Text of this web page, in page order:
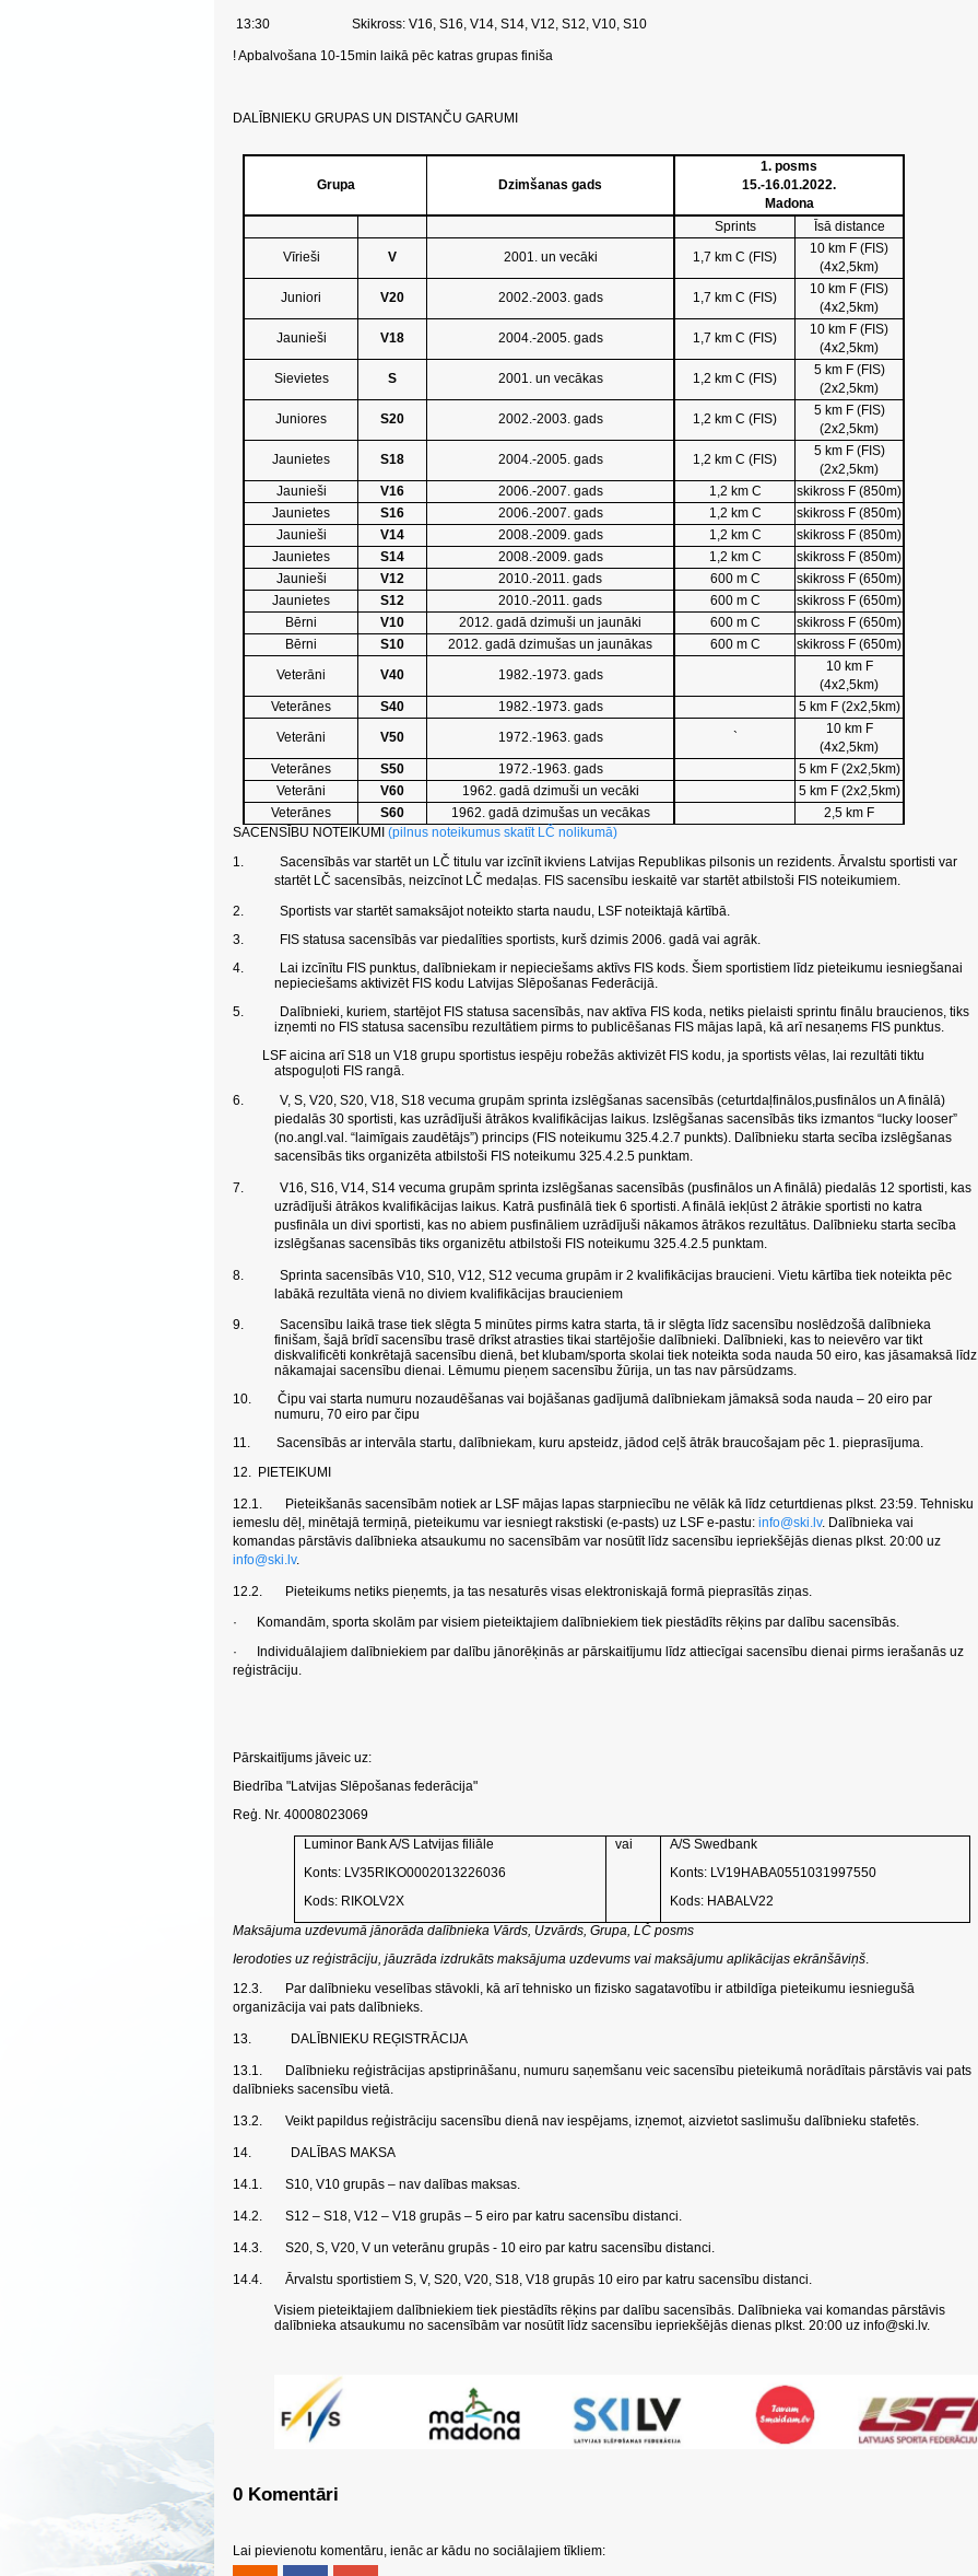
13:30 Skikross: V16, S16, V14, S14, V12, S12, V10, S10
! Apbalvošana 10-15min laikā pēc katras grupas finiša
DALĪBNIEKU GRUPAS UN DISTANČU GARUMI
Grupa Dzimšanas gads
1. posms
15.-16.01.2022.
Madona
Sprints
Īsā distance
Vīrieši
V 2001. un vecāki 1,7 km C (FIS)
10 km F (FIS)
(4x2,5km)
Juniori
V20 2002.-2003. gads 1,7 km C (FIS)
10 km F (FIS)
(4x2,5km)
Jaunieši
V18 2004.-2005. gads 1,7 km C (FIS)
10 km F (FIS)
(4x2,5km)
Sievietes
S 2001. un vecākas 1,2 km C (FIS)
5 km F (FIS)
(2x2,5km)
Juniores
S20 2002.-2003. gads 1,2 km C (FIS)
5 km F (FIS)
(2x2,5km)
Jaunietes
S18 2004.-2005. gads 1,2 km C (FIS)
5 km F (FIS)
(2x2,5km)
Jaunieši
V16 2006.-2007. gads 1,2 km C
skikross F (850m)
Jaunietes
S16 2006.-2007. gads 1,2 km C
skikross F (850m)
Jaunieši
V14 2008.-2009. gads 1,2 km C
skikross F (850m)
Jaunietes
S14 2008.-2009. gads 1,2 km C
skikross F (850m)
Jaunieši
V12 2010.-2011. gads 600 m C
skikross F (650m)
Jaunietes
S12 2010.-2011. gads 600 m C
skikross F (650m)
Bērni
V10 2012. gadā dzimuši un jaunāki 600 m C
skikross F (650m)
Bērni
S10 2012. gadā dzimušas un jaunākas 600 m C
skikross F (650m)
Veterāni
V40 1982.-1973. gads
10 km F
(4x2,5km)
Veterānes
S40 1982.-1973. gads
5 km F (2x2,5km)
Veterāni
V50 1972.-1963. gads `
10 km F
(4x2,5km)
Veterānes
S50 1972.-1963. gads
5 km F (2x2,5km)
Veterāni
V60 1962. gadā dzimuši un vecāki
5 km F (2x2,5km)
Veterānes
S60 1962. gadā dzimušas un vecākas
2,5 km F
SACENSĪBU NOTEIKUMI (pilnus noteikumus skatīt LČ nolikumā)
1. Sacensībās var startēt un LČ titulu var izcīnīt ikviens Latvijas Republikas pilsonis un rezidents. Ārvalstu sportisti var
startēt LČ sacensībās, neizcīnot LČ medaļas. FIS sacensību ieskaitē var startēt atbilstoši FIS noteikumiem.
2. Sportists var startēt samaksājot noteikto starta naudu, LSF noteiktajā kārtībā.
3. FIS statusa sacensībās var piedalīties sportists, kurš dzimis 2006. gadā vai agrāk.
4. Lai izcīnītu FIS punktus, dalībniekam ir nepieciešams aktīvs FIS kods. Šiem sportistiem līdz pieteikumu iesniegšanai
nepieciešams aktivizēt FIS kodu Latvijas Slēpošanas Federācijā.
5. Dalībnieki, kuriem, startējot FIS statusa sacensībās, nav aktīva FIS koda, netiks pielaisti sprintu finālu braucienos, tiks
izņemti no FIS statusa sacensību rezultātiem pirms to publicēšanas FIS mājas lapā, kā arī nesaņems FIS punktus.
LSF aicina arī S18 un V18 grupu sportistus iespēju robežās aktivizēt FIS kodu, ja sportists vēlas, lai rezultāti tiktu
atspoguļoti FIS rangā.
6. V, S, V20, S20, V18, S18 vecuma grupām sprinta izslēgšanas sacensībās (ceturtdaļfinālos,pusfinālos un A finālā)
piedalās 30 sportisti, kas uzrādījuši ātrākos kvalifikācijas laikus. Izslēgšanas sacensībās tiks izmantos “lucky looser”
(no.angl.val. “laimīgais zaudētājs”) princips (FIS noteikumu 325.4.2.7 punkts). Dalībnieku starta secība izslēgšanas
sacensībās tiks organizēta atbilstoši FIS noteikumu 325.4.2.5 punktam.
7. V16, S16, V14, S14 vecuma grupām sprinta izslēgšanas sacensībās (pusfinālos un A finālā) piedalās 12 sportisti, kas
uzrādījuši ātrākos kvalifikācijas laikus. Katrā pusfinālā tiek 6 sportisti. A finālā iekļūst 2 ātrākie sportisti no katra
pusfināla un divi sportisti, kas no abiem pusfināliem uzrādījuši nākamos ātrākos rezultātus. Dalībnieku starta secība
izslēgšanas sacensībās tiks organizētu atbilstoši FIS noteikumu 325.4.2.5 punktam.
8. Sprinta sacensībās V10, S10, V12, S12 vecuma grupām ir 2 kvalifikācijas braucieni. Vietu kārtība tiek noteikta pēc
labākā rezultāta vienā no diviem kvalifikācijas braucieniem
9. Sacensību laikā trase tiek slēgta 5 minūtes pirms katra starta, tā ir slēgta līdz sacensību noslēdzošā dalībnieka
finišam, šajā brīdī sacensību trasē drīkst atrasties tikai startējošie dalībnieki. Dalībnieki, kas to neievēro var tikt
diskvalificēti konkrētajā sacensību dienā, bet klubam/sporta skolai tiek noteikta soda nauda 50 eiro, kas jāsamaksā līdz
nākamajai sacensību dienai. Lēmumu pieņem sacensību žūrija, un tas nav pārsūdzams.
10. Čipu vai starta numuru nozaudēšanas vai bojāšanas gadījumā dalībniekam jāmaksā soda nauda – 20 eiro par
numuru, 70 eiro par čipu
11. Sacensībās ar intervāla startu, dalībniekam, kuru apsteidz, jādod ceļš ātrāk braucošajam pēc 1. pieprasījuma.
12. PIETEIKUMI
12.1. Pieteikšanās sacensībām notiek ar LSF mājas lapas starpniecību ne vēlāk kā līdz ceturtdienas plkst. 23:59. Tehnisku
iemeslu dēļ, minētajā termiņā, pieteikumu var iesniegt rakstiski (e-pasts) uz LSF e-pastu: info@ski.lv. Dalībnieka vai
komandas pārstāvis dalībnieka atsaukumu no sacensībām var nosūtīt līdz sacensību iepriekšējās dienas plkst. 20:00 uz
info@ski.lv.
12.2. Pieteikums netiks pieņemts, ja tas nesaturēs visas elektroniskajā formā pieprasītās ziņas.
· Komandām, sporta skolām par visiem pieteiktajiem dalībniekiem tiek piestādīts rēķins par dalību sacensībās.
· Individuālajiem dalībniekiem par dalību jānorēķinās ar pārskaitījumu līdz attiecīgai sacensību dienai pirms ierašanās uz
reģistrāciju.
Pārskaitījums jāveic uz:
Biedrība "Latvijas Slēpošanas federācija"
Reģ. Nr. 40008023069
Luminor Bank A/S Latvijas filiāle
Konts: LV35RIKO0002013226036
Kods: RIKOLV2X
vai
A/S Swedbank
Konts: LV19HABA0551031997550
Kods: HABALV22
Maksājuma uzdevumā jānorāda dalībnieka Vārds, Uzvārds, Grupa, LČ posms
Ierodoties uz reģistrāciju, jāuzrāda izdrukāts maksājuma uzdevums vai maksājumu aplikācijas ekrānšāviņš.
12.3. Par dalībnieku veselības stāvokli, kā arī tehnisko un fizisko sagatavotību ir atbildīga pieteikumu iesniegušā
organizācija vai pats dalībnieks.
13. DALĪBNIEKU REĢISTRĀCIJA
13.1. Dalībnieku reģistrācijas apstiprināšanu, numuru saņemšanu veic sacensību pieteikumā norādītais pārstāvis vai pats
dalībnieks sacensību vietā.
13.2. Veikt papildus reģistrāciju sacensību dienā nav iespējams, izņemot, aizvietot saslimušu dalībnieku stafetēs.
14. DALĪBAS MAKSA
14.1. S10, V10 grupās – nav dalības maksas.
14.2. S12 – S18, V12 – V18 grupās – 5 eiro par katru sacensību distanci.
14.3. S20, S, V20, V un veterānu grupās - 10 eiro par katru sacensību distanci.
14.4. Ārvalstu sportistiem S, V, S20, V20, S18, V18 grupās 10 eiro par katru sacensību distanci.
Visiem pieteiktajiem dalībniekiem tiek piestādīts rēķins par dalību sacensībās. Dalībnieka vai komandas pārstāvis
dalībnieka atsaukumu no sacensībām var nosūtīt līdz sacensību iepriekšējās dienas plkst. 20:00 uz info@ski.lv.
0 Komentāri
Lai pievienotu komentāru, ienāc ar kādu no sociālajiem tīkliem: